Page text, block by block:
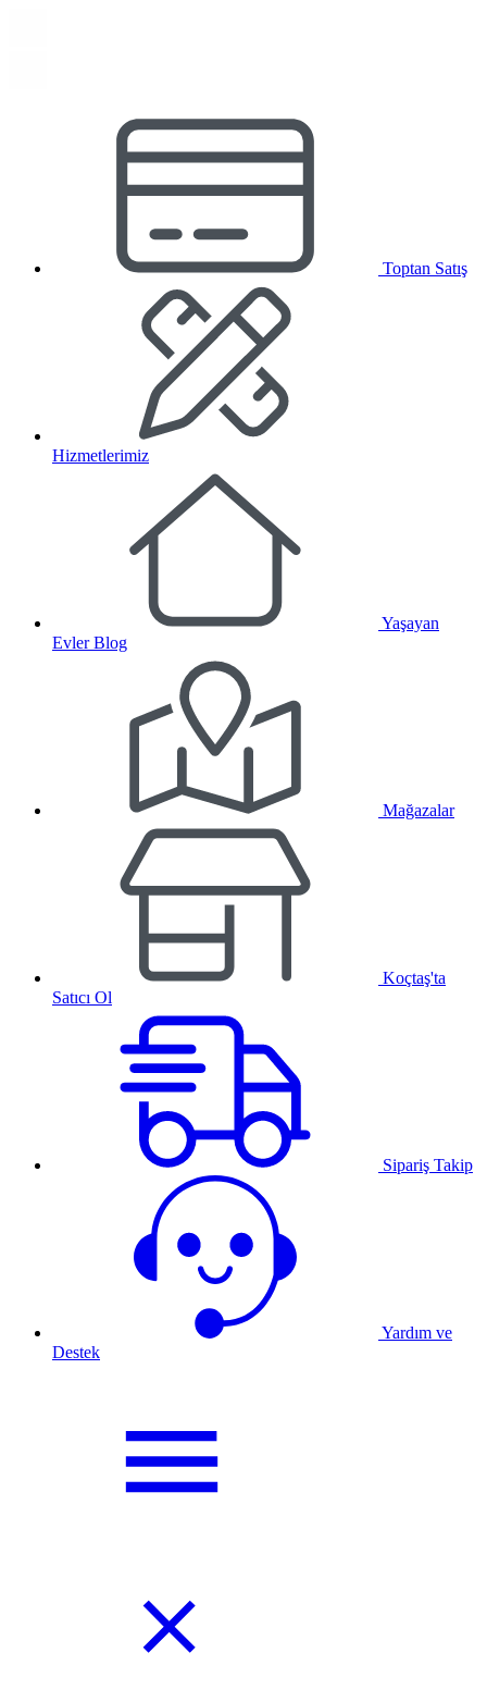
Toptan Satış
Hizmetlerimiz
Yaşayan
Evler Blog
Mağazalar
Koçtaş'ta
Satıcı Ol
Sipariş Takip
Yardım ve
Destek